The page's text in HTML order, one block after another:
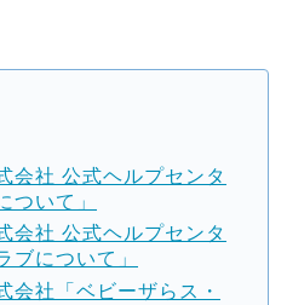
会社 公式ヘルプセンタ
ついて」
会社 公式ヘルプセンタ
ブについて」
会社「ベビーザらス・